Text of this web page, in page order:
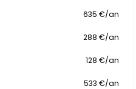
635 €/an
288 €/an
128 €/an
533 €/an